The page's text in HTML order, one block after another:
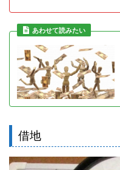
借地